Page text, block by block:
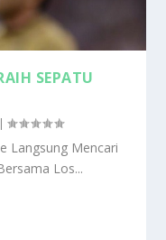
SEPATU
|
Langsung Mencari
Los...